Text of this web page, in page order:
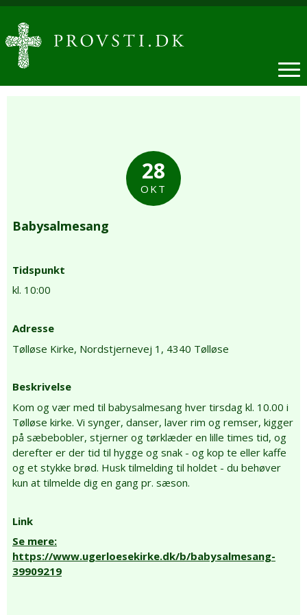
28
OKT
Babysalmesang
Tidspunkt
kl. 10:00
Adresse
Tølløse Kirke, Nordstjernevej 1, 4340 Tølløse
Beskrivelse
Kom og vær med til babysalmesang hver tirsdag kl. 10.00 i
Tølløse kirke. Vi synger, danser, laver rim og remser, kigger
på sæbebobler, stjerner og tørklæder en lille times tid, og
derefter er der tid til hygge og snak - og kop te eller kaffe
og et stykke brød. Husk tilmelding til holdet - du behøver
kun at tilmelde dig en gang pr. sæson.
Link
Se mere:
https://www.ugerloesekirke.dk/b/babysalmesang-
39909219